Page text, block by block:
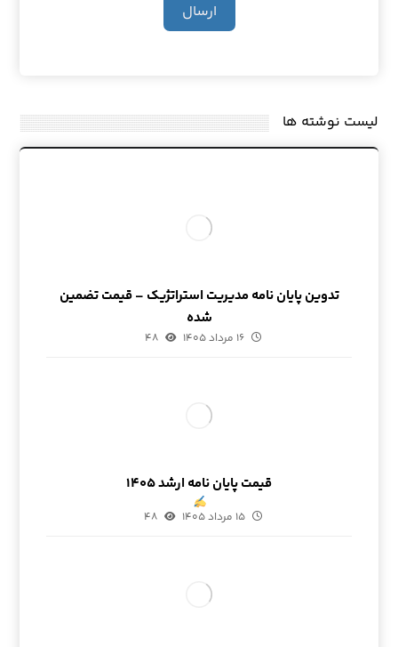
ارسال
لیست نوشته ها
تدوین پایان نامه مدیریت استراتژیک – قیمت تضمین
شده
۱۶ مرداد ۱۴۰۵ ۴۸
قیمت پایان نامه ارشد ۱۴۰۵
۱۵ مرداد ۱۴۰۵ ۴۸